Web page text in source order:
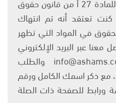
2007، وإن كنت تعتقد أنه تم انتهاك
في المواد التي تظهر
عبر البريد الإلكتروني
على العنوان التالي: info@ashams.com والطلب
مع ذكر اسمك الكامل ورقم
ورابط للصفحة ذات الصلة